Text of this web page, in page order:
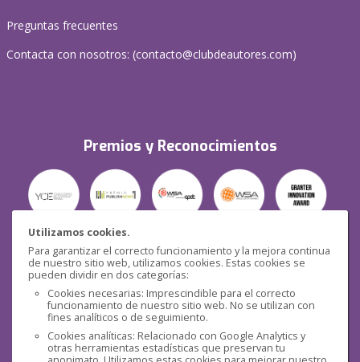
Utilizamos cookies.
Para garantizar el correcto funcionamiento y la mejora continua
de nuestro sitio web, utilizamos cookies. Estas cookies se
pueden dividir en dos categorías:
Cookies necesarias: Imprescindible para el correcto
funcionamiento de nuestro sitio web. No se utilizan con
fines analíticos o de seguimiento.
Cookies analíticas: Relacionado con Google Analytics y
otras herramientas estadísticas que preservan tu
Preguntas frecuentes
Contacta con nosotros: (contacto@clubdeautores.com)
Premios y Reconocimientos
Seguridad